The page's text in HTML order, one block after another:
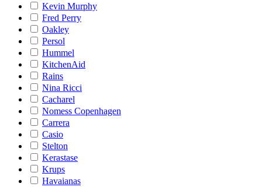
Kevin Murphy
Fred Perry
Oakley
Persol
Hummel
KitchenAid
Rains
Nina Ricci
Cacharel
Nomess Copenhagen
Carrera
Casio
Stelton
Kerastase
Krups
Havaianas